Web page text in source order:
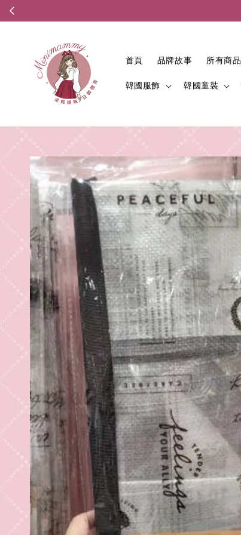
首頁 品牌故事 所有商品
韓國服飾
韓國童裝